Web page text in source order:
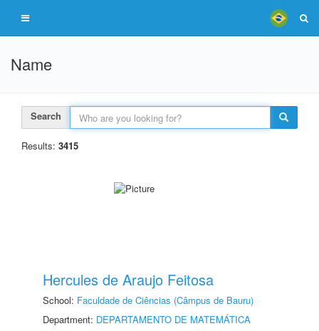
Name
Search
Results: 3415
Hercules de Araujo Feitosa
School: Faculdade de Ciências (Câmpus de Bauru)
Department: DEPARTAMENTO DE MATEMÁTICA